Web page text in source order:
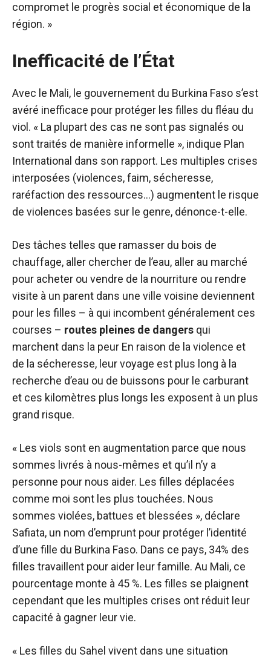
compromet le progrès social et économique de la
région. »
Inefficacité de l’État
Avec le Mali, le gouvernement du Burkina Faso s’est
avéré inefficace pour protéger les filles du fléau du
viol. « La plupart des cas ne sont pas signalés ou
sont traités de manière informelle », indique Plan
International dans son rapport. Les multiples crises
interposées (violences, faim, sécheresse,
raréfaction des ressources…) augmentent le risque
de violences basées sur le genre, dénonce-t-elle.
Des tâches telles que ramasser du bois de
chauffage, aller chercher de l’eau, aller au marché
pour acheter ou vendre de la nourriture ou rendre
visite à un parent dans une ville voisine deviennent
pour les filles – à qui incombent généralement ces
courses – routes pleines de dangers qui
marchent dans la peur En raison de la violence et
de la sécheresse, leur voyage est plus long à la
recherche d’eau ou de buissons pour le carburant
et ces kilomètres plus longs les exposent à un plus
grand risque.
« Les viols sont en augmentation parce que nous
sommes livrés à nous-mêmes et qu’il n’y a
personne pour nous aider. Les filles déplacées
comme moi sont les plus touchées. Nous
sommes violées, battues et blessées », déclare
Safiata, un nom d’emprunt pour protéger l’identité
d’une fille du Burkina Faso. Dans ce pays, 34% des
filles travaillent pour aider leur famille. Au Mali, ce
pourcentage monte à 45 %. Les filles se plaignent
cependant que les multiples crises ont réduit leur
capacité à gagner leur vie.
« Les filles du Sahel vivent dans une situation